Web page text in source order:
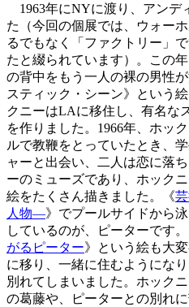
1963年にNYに渡り、アンデ
た（今回の個展では、ウォー
るでもなく「ファクトリー」
たと綴られています）。この
の背中をもう一人の裸の男性
スティック・シーン》という
クニーはLAに移住し、有名な
を作りました。1966年、ホッ
ルで教鞭をとっていたとき、
ャーと出会い、二人は恋に落
ーのミューズであり、ホック
絵をたくさん描きました。《
人物―》でプールサイドから
しているのが、ピーターです
がるピーター》という絵も大
に移り、一緒に住むようにな
別れてしまいました。ホック
の葛藤や、ピーターとの別れ